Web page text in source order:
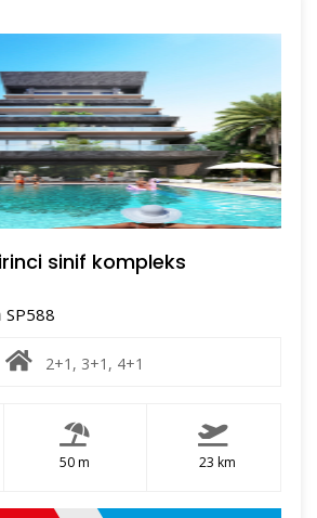
sinif kompleks
SP588
2+1, 3+1, 4+1
50 m 23 km